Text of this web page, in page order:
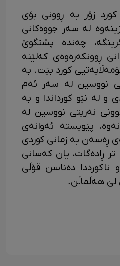
زۆر بە ڕوونی بۆی
لە سەر جووەکانی
چەندە پشتگوێ
ڕوونکەرەوەی کەلێنە
کورد بێت. بە
نووسین لە سەر ئەم
و لە نێو کورداندا و بە
نەریتی نووسین لە
پێویستە ئەوانەی
ڕەسەن بە زمانی کوردی
ڕادەگات، یان کەسانی
ناکورددا دەناسن قۆڵی
لێ هەڵماڵن.